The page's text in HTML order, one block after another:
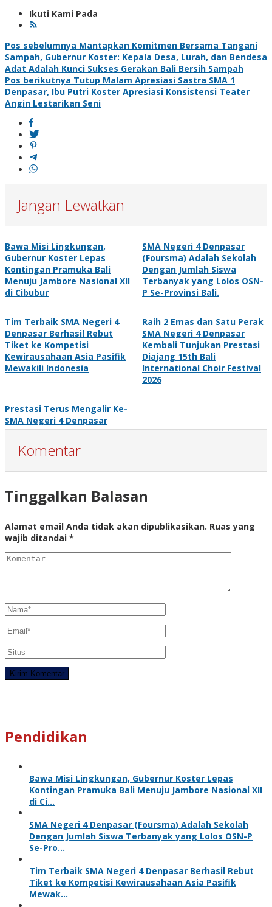
Ikuti Kami Pada
Navigasi
pos
Pos sebelumnya Mantapkan Komitmen Bersama Tangani
Sampah, Gubernur Koster: Kepala Desa, Lurah, dan Bendesa
Adat Adalah Kunci Sukses Gerakan Bali Bersih Sampah
Pos berikutnya Tutup Malam Apresiasi Sastra SMA 1
Denpasar, Ibu Putri Koster Apresiasi Konsistensi Teater
Angin Lestarikan Seni
Jangan Lewatkan
Bawa Misi Lingkungan,
Gubernur Koster Lepas
Kontingan Pramuka Bali
Menuju Jambore Nasional XII
di Cibubur
SMA Negeri 4 Denpasar
(Foursma) Adalah Sekolah
Dengan Jumlah Siswa
Terbanyak yang Lolos OSN-
P Se-Provinsi Bali.
Tim Terbaik SMA Negeri 4
Denpasar Berhasil Rebut
Tiket ke Kompetisi
Kewirausahaan Asia Pasifik
Mewakili Indonesia
Raih 2 Emas dan Satu Perak
SMA Negeri 4 Denpasar
Kembali Tunjukan Prestasi
Diajang 15th Bali
International Choir Festival
2026
Prestasi Terus Mengalir Ke-
SMA Negeri 4 Denpasar
Komentar
Tinggalkan Balasan
Alamat email Anda tidak akan dipublikasikan. Ruas yang
wajib ditandai *
Pendidikan
Bawa Misi Lingkungan, Gubernur Koster Lepas
Kontingan Pramuka Bali Menuju Jambore Nasional XII
di Ci…
SMA Negeri 4 Denpasar (Foursma) Adalah Sekolah
Dengan Jumlah Siswa Terbanyak yang Lolos OSN-P
Se-Pro…
Tim Terbaik SMA Negeri 4 Denpasar Berhasil Rebut
Tiket ke Kompetisi Kewirausahaan Asia Pasifik
Mewak…